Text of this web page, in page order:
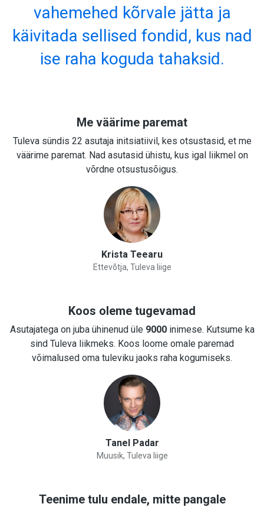
vahemehed kõrvale jätta ja
käivitada sellised fondid, kus nad
ise raha koguda tahaksid.
Me väärime paremat
Tuleva sündis 22 asutaja initsiatiivil, kes otsustasid, et me
väärime paremat. Nad asutasid ühistu, kus igal liikmel on
võrdne otsustusõigus.
Krista Teearu
Ettevõtja, Tuleva liige
Koos oleme tugevamad
Asutajatega on juba ühinenud üle 9000inimese. Kutsume ka
sind Tuleva liikmeks. Koos loome omale paremad
võimalused oma tuleviku jaoks raha kogumiseks.
Tanel Padar
Muusik, Tuleva liige
Teenime tulu endale, mitte pangale